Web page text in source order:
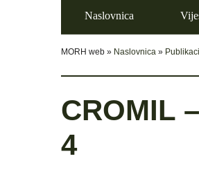
Naslovnica
MORH web » Naslovnica »
CROMIL
4